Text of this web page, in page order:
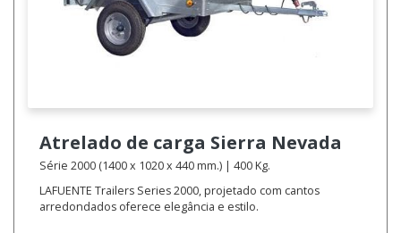
Atrelado de carga Sierra Nevada
Série 2000 (1400 x 1020 x 440 mm.) | 400 Kg.
LAFUENTE Trailers Series 2000, projetado com cantos
arredondados oferece elegância e estilo.